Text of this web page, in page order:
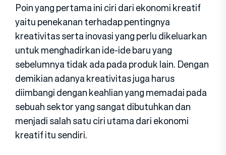
Poin yang pertama ini ciri dari ekonomi kreatif
yaitu penekanan terhadap pentingnya
kreativitas serta inovasi yang perlu dikeluarkan
untuk menghadirkan ide-ide baru yang
sebelumnya tidak ada pada produk lain. Dengan
demikian adanya kreativitas juga harus
diimbangi dengan keahlian yang memadai pada
sebuah sektor yang sangat dibutuhkan dan
menjadi salah satu ciri utama dari ekonomi
kreatif itu sendiri.